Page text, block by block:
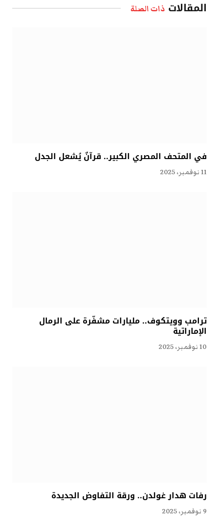
المقالات ذات الصلة
في المتحف المصري الكبير.. قرآنٌ يُشعل الجدل
11 نوفمبر، 2025
ترامب وويتكوف.. مليارات مشفّرة على الرمال
الإماراتية
10 نوفمبر، 2025
رفات هدار غولدن.. ورقة التفاوض الجديدة
9 نوفمبر، 2025